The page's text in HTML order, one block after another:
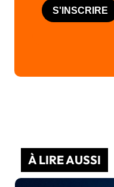
À LIRE AUSSI